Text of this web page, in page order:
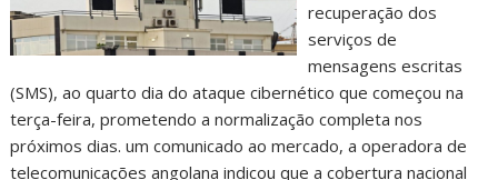
recuperação dos
serviços de
mensagens escritas
(SMS), ao quarto dia do ataque cibernético que começou na
terça-feira, prometendo a normalização completa nos
próximos dias. um comunicado ao mercado, a operadora de
telecomunicações angolana indicou que a cobertura nacional